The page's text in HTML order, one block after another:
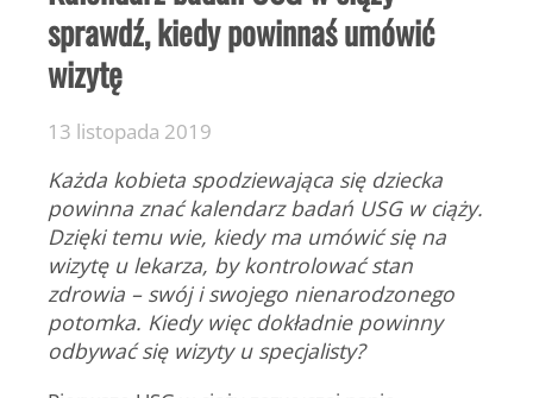
sprawdź, kiedy powinnaś umówić
wizytę
13 listopada 2019
Każda kobieta spodziewająca się dziecka
powinna znaćkalendarz badań USG w ciąży.
Dzięki temu wie, kiedy ma umówić się na
wizytę u lekarza, by kontrolować stan
zdrowia – swój i swojego nienarodzonego
potomka. Kiedy więc dokładnie powinny
odbywać się wizyty u specjalisty?